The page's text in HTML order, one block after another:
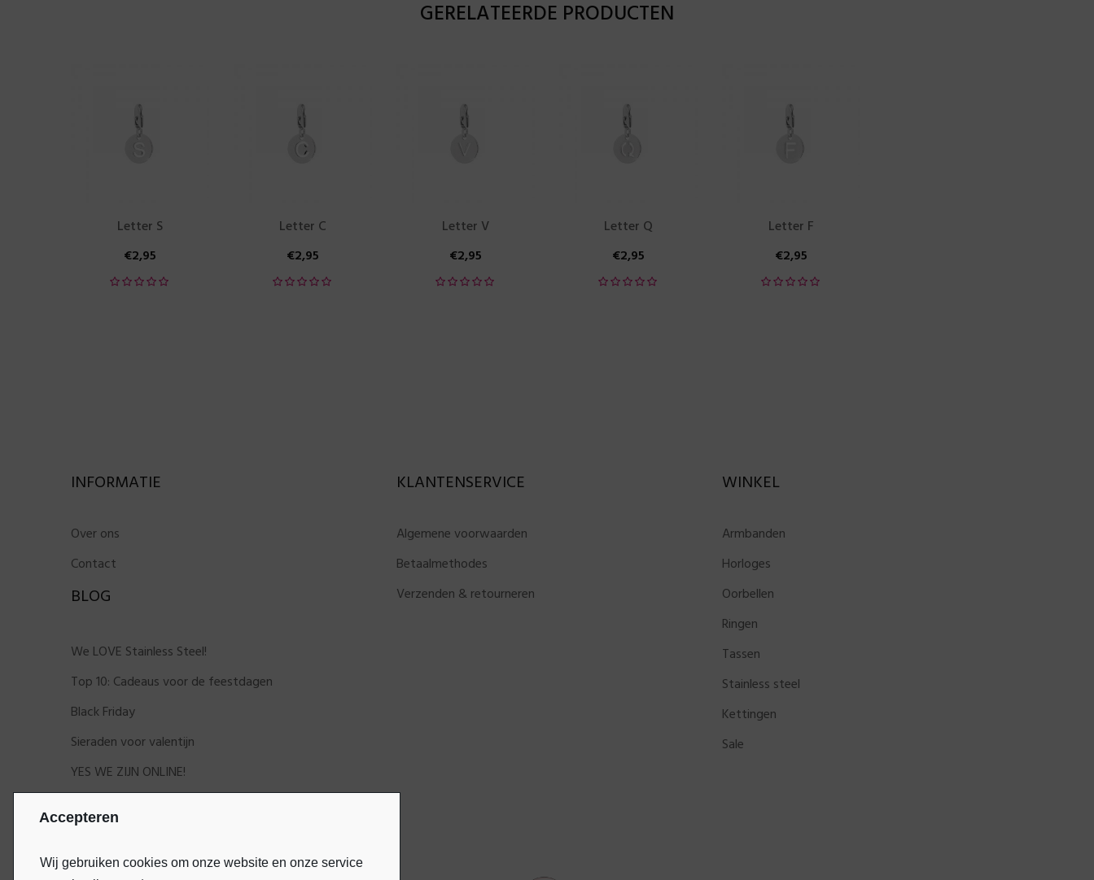
Accepteren
Wij gebruiken cookies om onze website en onze service
GERELATEERDE PRODUCTEN
Letter S
€2,95
Letter C
€2,95
Letter V
€2,95
Letter Q
€2,95
Letter F
€2,95
INFORMATIE
Over ons
Contact
BLOG
We LOVE Stainless Steel!
Top 10: Cadeaus voor de feestdagen
Black Friday
Sieraden voor valentijn
YES WE ZIJN ONLINE!
KLANTENSERVICE
Algemene voorwaarden
Betaalmethodes
Verzenden & retourneren
WINKEL
Armbanden
Horloges
Oorbellen
Ringen
Tassen
Stainless steel
Kettingen
Sale